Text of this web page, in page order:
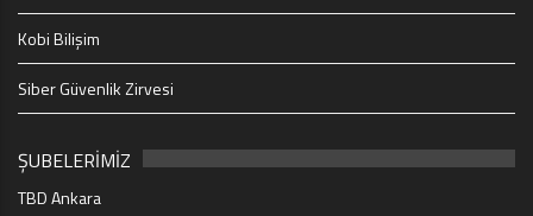
Kobi Bilişim
Siber Güvenlik Zirvesi
ŞUBELERİMİZ
TBD Ankara